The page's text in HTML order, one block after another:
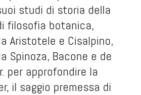
studi di storia della
filosofia botanica,
Aristotele e Cisalpino,
Spinoza, Bacone e de
per approfondire la
il saggio premessa di